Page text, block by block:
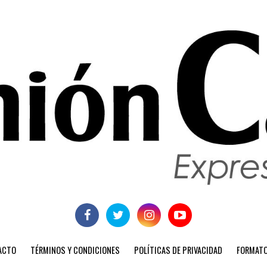
TÉRMINOS Y CONDICIONES POLÍTICAS DE PRIVACIDAD